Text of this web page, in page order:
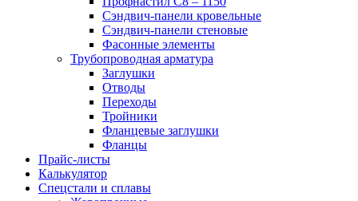
Сэндвич-панели кровельные
Сэндвич-панели стеновые
Фасонные элементы
Трубопроводная арматура
Заглушки
Отводы
Переходы
Тройники
Фланцевые заглушки
Фланцы
Прайс-листы
Калькулятор
Спецстали и сплавы